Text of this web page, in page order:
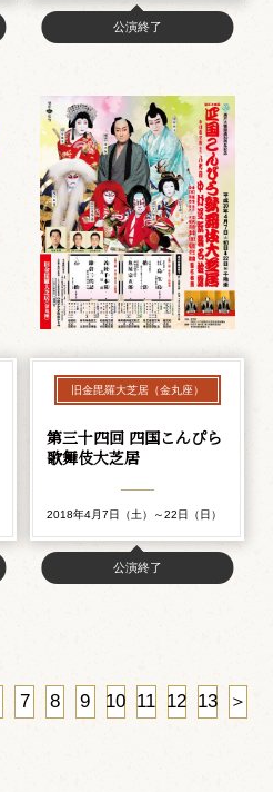
公演終了
旧金毘羅大芝居（金丸座）
第三十四回 四国こんぴら
歌舞伎大芝居
2018年4月7日（土）～22日（日）
公演終了
7 8 9 10 11 12 13 ＞